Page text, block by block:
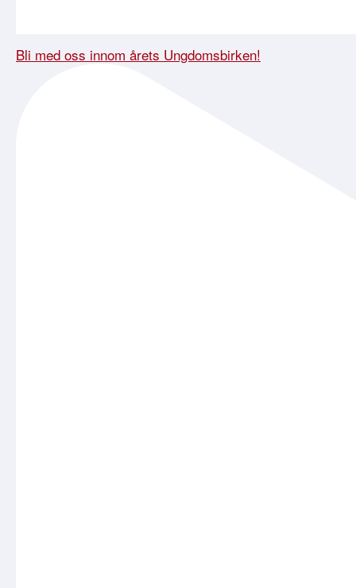
Bli med oss innom årets Ungdomsbirken!